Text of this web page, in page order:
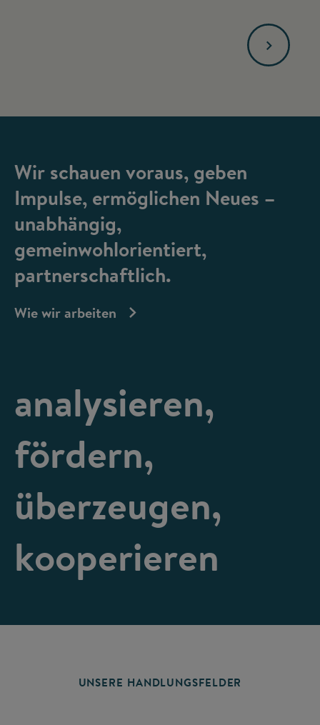
Wir schauen voraus, geben
Impulse, ermöglichen Neues –
unabhängig,
gemeinwohlorientiert,
partnerschaftlich.
Wie wir arbeiten
analysieren,
fördern,
überzeugen,
kooperieren
UNSERE HANDLUNGSFELDER